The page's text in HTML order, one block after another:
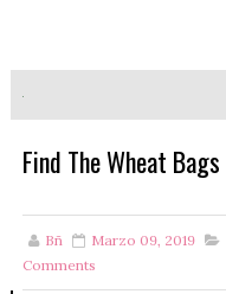
Find The Wheat Bags
Bñ Marzo 09, 2019
Comments